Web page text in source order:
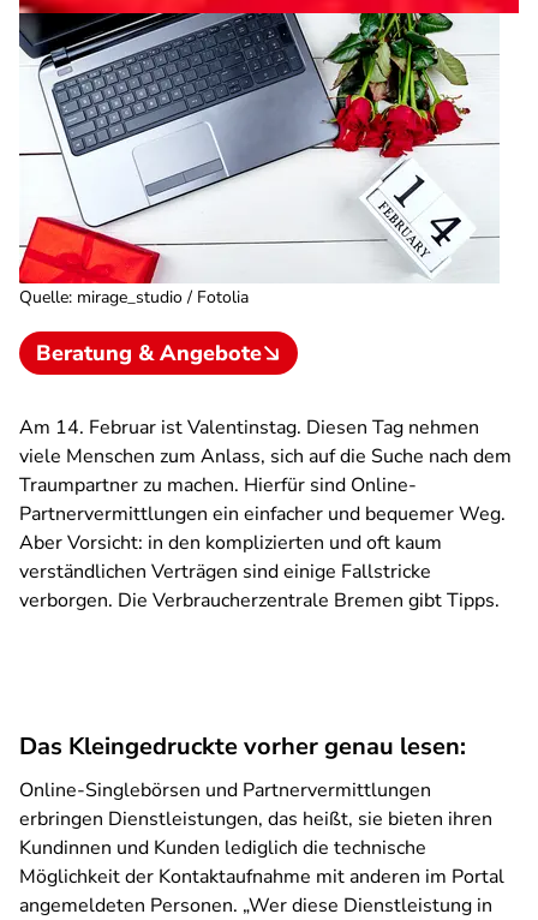
Quelle: mirage_studio / Fotolia
Beratung & Angebote
Am 14. Februar ist Valentinstag. Diesen Tag nehmen
viele Menschen zum Anlass, sich auf die Suche nach dem
Traumpartner zu machen. Hierfür sind Online-
Partnervermittlungen ein einfacher und bequemer Weg.
Aber Vorsicht: in den komplizierten und oft kaum
verständlichen Verträgen sind einige Fallstricke
verborgen. Die Verbraucherzentrale Bremen gibt Tipps.
Das Kleingedruckte vorher genau lesen:
Online-Singlebörsen und Partnervermittlungen
erbringen Dienstleistungen, das heißt, sie bieten ihren
Kundinnen und Kunden lediglich die technische
Möglichkeit der Kontaktaufnahme mit anderen im Portal
angemeldeten Personen. „Wer diese Dienstleistung in